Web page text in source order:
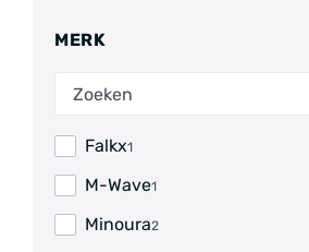
MERK
Falkx1
M-Wave1
Minoura2